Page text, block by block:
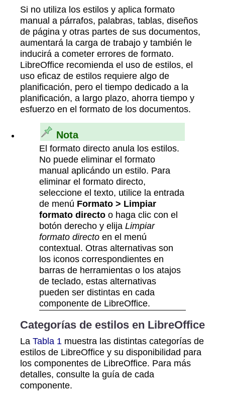
Si no utiliza los estilos y aplica formato
manual a párrafos, palabras, tablas, diseños
de página y otras partes de sus documentos,
aumentará la carga de trabajo y también le
inducirá a cometer errores de formato.
LibreOffice recomienda el uso de estilos, el
uso eficaz de estilos requiere algo de
planificación, pero el tiempo dedicado a la
planificación, a largo plazo, ahorra tiempo y
esfuerzo en el formato de los documentos.
Nota
El formato directo anula los estilos.
No puede eliminar el formato
manual aplicándo un estilo. Para
eliminar el formato directo,
seleccione el texto, utilice la entrada
de menú Formato > Limpiar
formato directoo haga clic con el
botón derecho y elija Limpiar
formato directoen el menú
contextual. Otras alternativas son
los iconos correspondientes en
barras de herramientas o los atajos
de teclado, estas alternativas
pueden ser distintas en cada
componente de LibreOffice.
Categorías de estilos en LibreOffice
La Tabla 1 muestra las distintas categorías de
estilos de LibreOffice y su disponibilidad para
los componentes de LibreOffice. Para más
detalles, consulte la guía de cada
componente.